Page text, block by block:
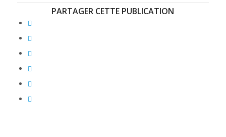
PARTAGER CETTE PUBLICATION